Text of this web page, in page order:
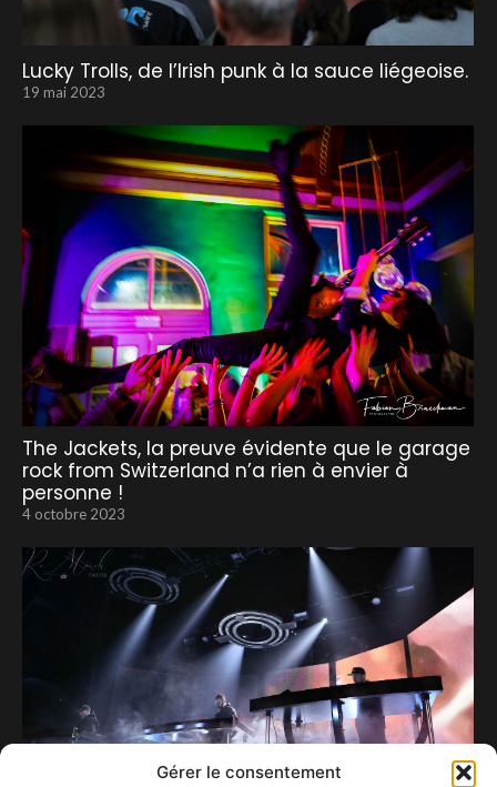
Gérer le consentement
Lucky Trolls, de l’Irish punk à la sauce liégeoise.
19 mai 2023
The Jackets, la preuve évidente que le garage
rock from Switzerland n’a rien à envier à
personne !
4 octobre 2023